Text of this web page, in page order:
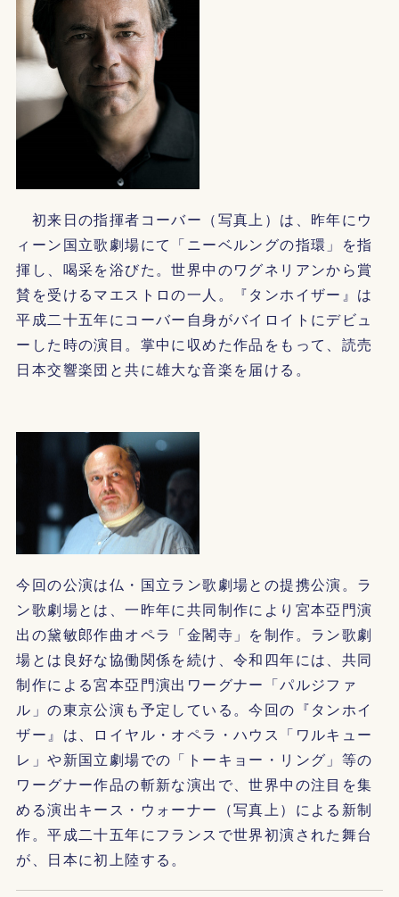
初来日の指揮者コーバー（写真上）は、昨年にウ
ィーン国立歌劇場にて「ニーベルングの指環」を指
揮し、喝采を浴びた。世界中のワグネリアンから賞
賛を受けるマエストロの一人。『タンホイザー』は
平成二十五年にコーバー自身がバイロイトにデビュ
ーした時の演目。掌中に収めた作品をもって、読売
日本交響楽団と共に雄大な音楽を届ける。
今回の公演は仏・国立ラン歌劇場との提携公演。ラ
ン歌劇場とは、一昨年に共同制作により宮本亞門演
出の黛敏郎作曲オペラ「金閣寺」を制作。ラン歌劇
場とは良好な協働関係を続け、令和四年には、共同
制作による宮本亞門演出ワーグナー「パルジファ
ル」の東京公演も予定している。今回の『タンホイ
ザー』は、ロイヤル・オペラ・ハウス「ワルキュー
レ」や新国立劇場での「トーキョー・リング」等の
ワーグナー作品の斬新な演出で、世界中の注目を集
める演出キース・ウォーナー（写真上）による新制
作。平成二十五年にフランスで世界初演された舞台
が、日本に初上陸する。